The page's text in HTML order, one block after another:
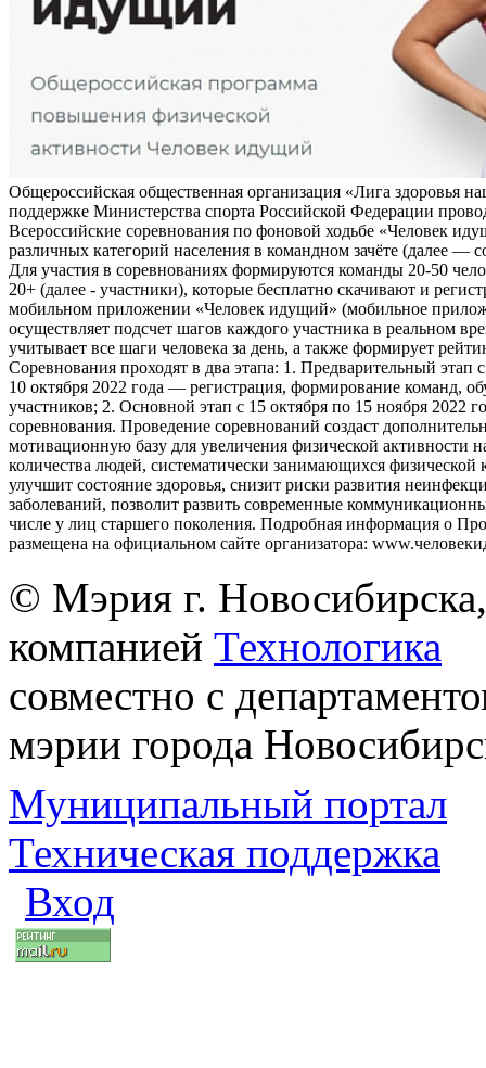
Общероссийская общественная организация «Лига здоровья
поддержке Министерства спорта Российской Федерации
Всероссийские соревнования по фоновой ходьбе «Человек
различных категорий населения в командном зачёте (далее —
Для участия в соревнованиях формируются команды 20-50
20+ (далее - участники), которые бесплатно скачивают и
мобильном приложении «Человек идущий» (мобильное
осуществляет подсчет шагов каждого участника в реальном
учитывает все шаги человека за день, а также формирует
Соревнования проходят в два этапа: 1. Предварительный этап
10 октября 2022 года — регистрация, формирование команд,
участников; 2. Основной этап с 15 октября по 15 ноября 2022
соревнования. Проведение соревнований создаст
мотивационную базу для увеличения физической активности
количества людей, систематически занимающихся физической
улучшит состояние здоровья, снизит риски развития
заболеваний, позволит развить современные
числе у лиц старшего поколения. Подробная информация о
размещена на официальном сайте организатора:
© Мэрия г.
компанией Технологика
совместно с
мэрии города
Муниципальный портал
Техническая поддержка
Вход